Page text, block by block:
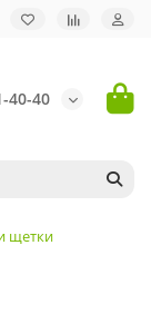
40-40
щетки